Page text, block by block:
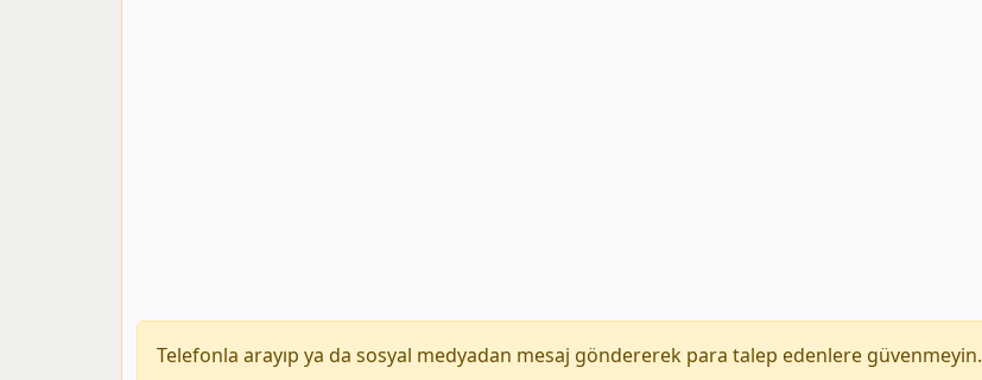
Telefonla arayıp ya da sosyal medyadan mesaj göndererek para talep edenlere güvenmeyin.